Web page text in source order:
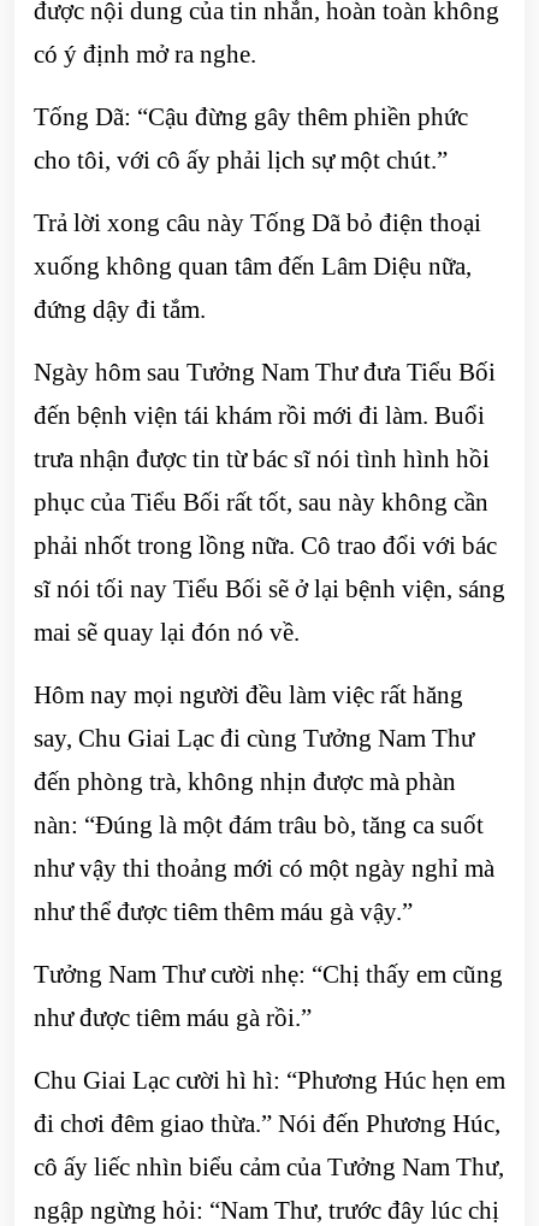
được nội dung của tin nhắn, hoàn toàn không
có ý định mở ra nghe.
Tống Dã: “Cậu đừng gây thêm phiền phức
cho tôi, với cô ấy phải lịch sự một chút.”
Trả lời xong câu này Tống Dã bỏ điện thoại
xuống không quan tâm đến Lâm Diệu nữa,
đứng dậy đi tắm.
Ngày hôm sau Tưởng Nam Thư đưa Tiểu Bối
đến bệnh viện tái khám rồi mới đi làm. Buổi
trưa nhận được tin từ bác sĩ nói tình hình hồi
phục của Tiểu Bối rất tốt, sau này không cần
phải nhốt trong lồng nữa. Cô trao đổi với bác
sĩ nói tối nay Tiểu Bối sẽ ở lại bệnh viện, sáng
mai sẽ quay lại đón nó về.
Hôm nay mọi người đều làm việc rất hăng
say, Chu Giai Lạc đi cùng Tưởng Nam Thư
đến phòng trà, không nhịn được mà phàn
nàn: “Đúng là một đám trâu bò, tăng ca suốt
như vậy thi thoảng mới có một ngày nghỉ mà
như thể được tiêm thêm máu gà vậy.”
Tưởng Nam Thư cười nhẹ: “Chị thấy em cũng
như được tiêm máu gà rồi.”
Chu Giai Lạc cười hì hì: “Phương Húc hẹn em
đi chơi đêm giao thừa.” Nói đến Phương Húc,
cô ấy liếc nhìn biểu cảm của Tưởng Nam Thư,
ngập ngừng hỏi: “Nam Thư, trước đây lúc chị